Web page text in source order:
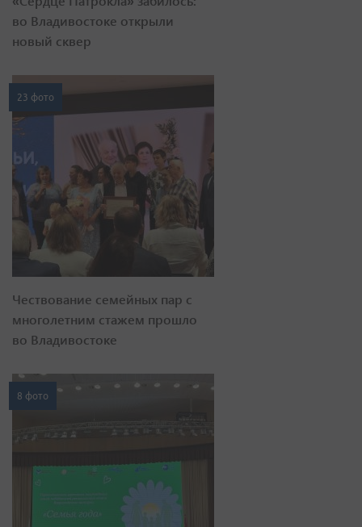
во Владивостоке открыли
новый сквер
23 фото
Чествование семейных пар с
многолетним стажем прошло
во Владивостоке
8 фото